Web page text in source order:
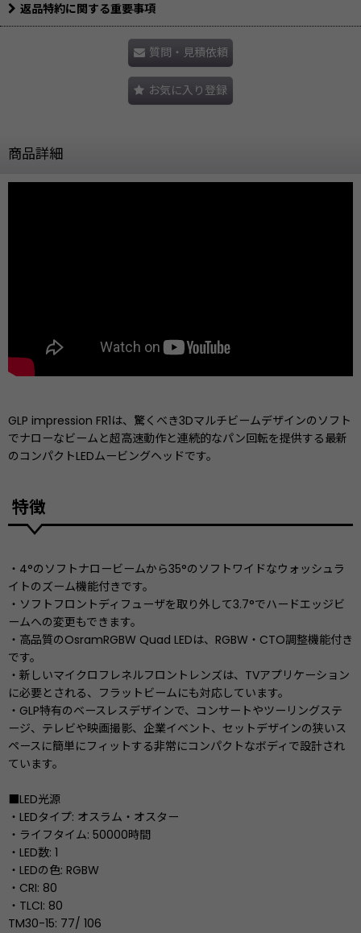
返品特約に関する重要事項
質問・見積依頼
お気に入り登録
商品詳細
GLP impression FR1は、驚くべき3Dマルチビームデザインのソフト
でナローなビームと超高速動作と連続的なパン回転を提供する最新
のコンパクトLEDムービングヘッドです。
特徴
・4°のソフトナロービームから35°のソフトワイドなウォッシュラ
イトのズーム機能付きです。
・ソフトフロントディフューザを取り外して3.7°でハードエッジビ
ームへの変更もできます。
・高品質のOsramRGBW Quad LEDは、RGBW・CTO調整機能付き
です。
・新しいマイクロフレネルフロントレンズは、TVアプリケーション
に必要とされる、フラットビームにも対応しています。
・GLP特有のベースレスデザインで、コンサートやツーリングステ
ージ、テレビや映画撮影、企業イベント、セットデザインの狭いス
ペースに簡単にフィットする非常にコンパクトなボディで設計され
ています。
■LED光源
・LEDタイプ: オスラム・オスター
・ライフタイム: 50000時間
・LED数: 1
・LEDの色: RGBW
・CRI: 80
・TLCI: 80
TM30-15: 77/ 106